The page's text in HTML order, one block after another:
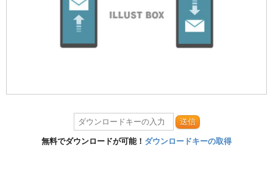
送信
無料でダウンロードが可能！ ダウンロードキーの取得